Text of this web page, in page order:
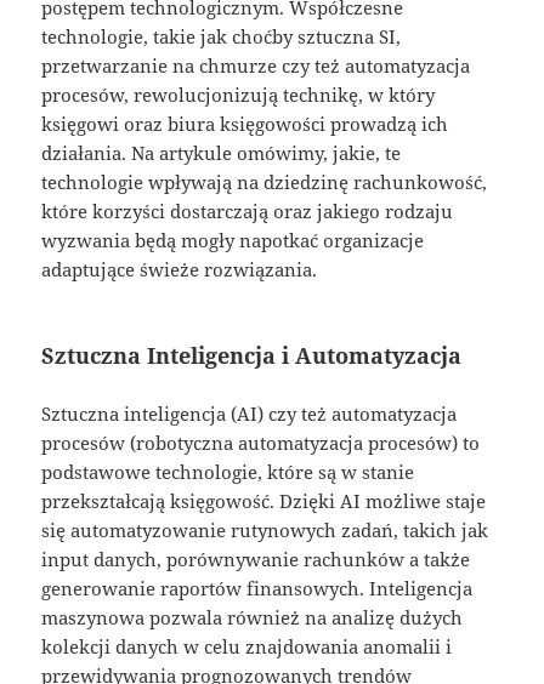
postępem technologicznym. Współczesne
technologie, takie jak choćby sztuczna SI,
przetwarzanie na chmurze czy też automatyzacja
procesów, rewolucjonizują technikę, w który
księgowi oraz biura księgowości prowadzą ich
działania. Na artykule omówimy, jakie, te
technologie wpływają na dziedzinę rachunkowość,
które korzyści dostarczają oraz jakiego rodzaju
wyzwania będą mogły napotkać organizacje
adaptujące świeże rozwiązania.
Sztuczna Inteligencja i Automatyzacja
Sztuczna inteligencja (AI) czy też automatyzacja
procesów (robotyczna automatyzacja procesów) to
podstawowe technologie, które są w stanie
przekształcają księgowość. Dzięki AI możliwe staje
się automatyzowanie rutynowych zadań, takich jak
input danych, porównywanie rachunków a także
generowanie raportów finansowych. Inteligencja
maszynowa pozwala również na analizę dużych
kolekcji danych w celu znajdowania anomalii i
przewidywania prognozowanych trendów